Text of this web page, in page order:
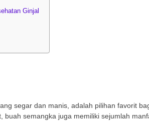
Ginjal
segar dan manis, adalah pilihan favorit
buah semangka juga memiliki sejumlah